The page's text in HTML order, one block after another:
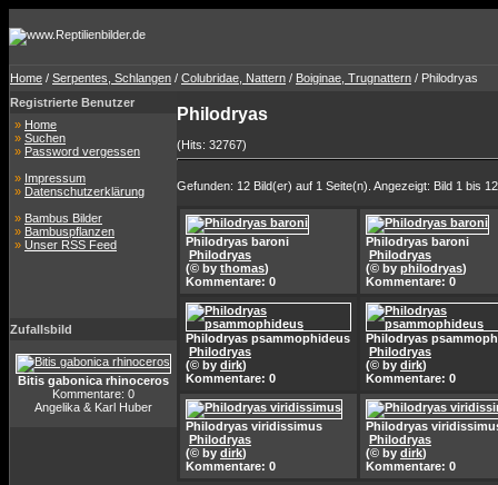
Home / Serpentes, Schlangen / Colubridae, Nattern / Boiginae, Trugnattern / Philodryas
Registrierte Benutzer
» Home
» Suchen
» Password vergessen
» Impressum
» Datenschutzerklärung
» Bambus Bilder
» Bambuspflanzen
» Unser RSS Feed
Zufallsbild
Bitis gabonica rhinoceros
Kommentare: 0
Angelika & Karl Huber
Philodryas
(Hits: 32767)
Gefunden: 12 Bild(er) auf 1 Seite(n). Angezeigt: Bild 1 bis
Philodryas baroni
Philodryas
(© by thomas)
Kommentare: 0
Philodryas baroni
Philodryas
(© by philodryas)
Kommentare: 0
Philodryas psammophideus
Philodryas
(© by dirk)
Kommentare: 0
Philodryas
Philodryas
(© by dirk)
Kommentare: 0
Philodryas viridissimus
Philodryas
(© by dirk)
Kommentare: 0
Philodryas
Philodryas
(© by dirk)
Kommentare: 0